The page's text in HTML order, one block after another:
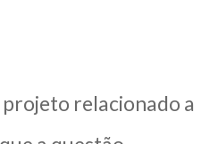
relacionado a